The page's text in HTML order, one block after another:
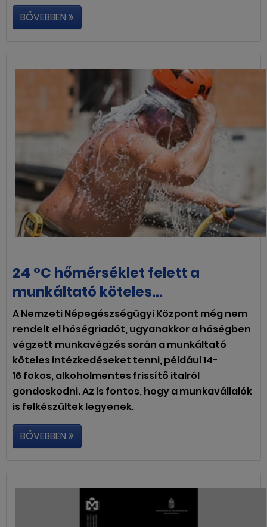
BŐVEBBEN
24 °C hőmérséklet felett a
munkáltató köteles...
A Nemzeti Népegészségügyi Központ még nem
rendelt el hőségriadót, ugyanakkor a hőségben
végzett munkavégzés során a munkáltató
köteles intézkedéseket tenni, például 14-
16 fokos, alkoholmentes frissítő italról
gondoskodni. Az is fontos, hogy a munkavállalók
is felkészültek legyenek.
BŐVEBBEN